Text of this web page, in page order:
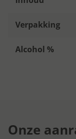
Verpakking
Alcohol %
Onze